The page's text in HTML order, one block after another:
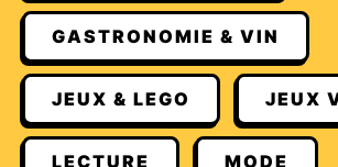
GASTRONOMIE & VIN
JEUX & LEGO JEUX
LECTURE MODE